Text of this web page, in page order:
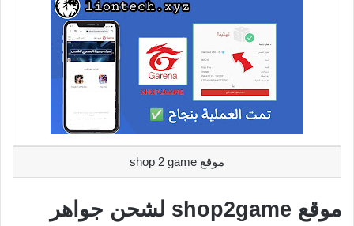
موقع shop 2 game
موقع shop2game لشحن جواهر